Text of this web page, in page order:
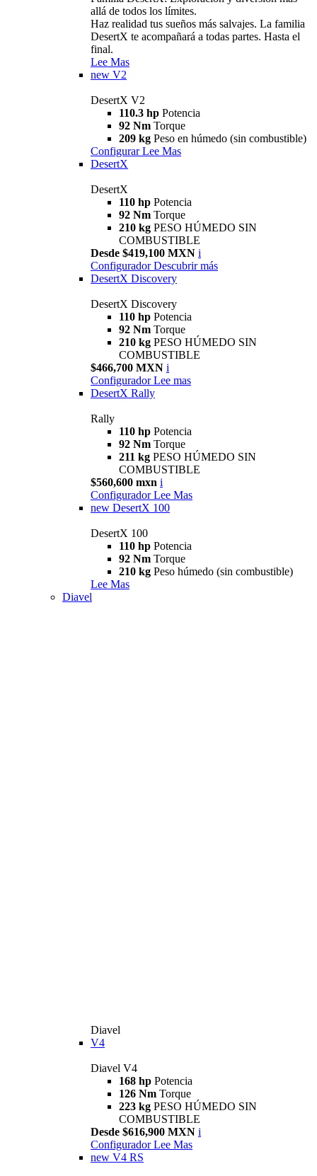
allá de todos los límites.
Haz realidad tus sueños más salvajes. La familia
DesertX te acompañará a todas partes. Hasta el
final.
Lee Mas
new V2
DesertX V2
110.3 hp Potencia
92 Nm Torque
209 kg Peso en húmedo (sin combustible)
Configurar Lee Mas
DesertX
DesertX
110 hp Potencia
92 Nm Torque
210 kg PESO HÚMEDO SIN
COMBUSTIBLE
Desde $419,100 MXN i
Configurador Descubrir más
DesertX Discovery
DesertX Discovery
110 hp Potencia
92 Nm Torque
210 kg PESO HÚMEDO SIN
COMBUSTIBLE
$466,700 MXN i
Configurador Lee mas
DesertX Rally
Rally
110 hp Potencia
92 Nm Torque
211 kg PESO HÚMEDO SIN
COMBUSTIBLE
$560,600 mxn i
Configurador Lee Mas
new DesertX 100
DesertX 100
110 hp Potencia
92 Nm Torque
210 kg Peso húmedo (sin combustible)
Lee Mas
Diavel
Diavel
V4
Diavel V4
168 hp Potencia
126 Nm Torque
223 kg PESO HÚMEDO SIN
COMBUSTIBLE
Desde $616,900 MXN i
Configurador Lee Mas
new V4 RS